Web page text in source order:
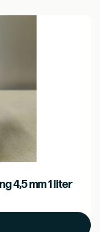
4,5 mm 1 liter